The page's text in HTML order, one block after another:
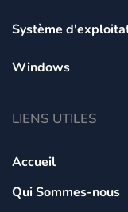
Système
Windows
LIENS UTILES
Accueil
Qui Sommes-nous